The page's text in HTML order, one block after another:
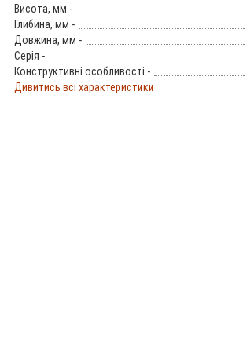
Висота, мм -
Глибина, мм -
Довжина, мм -
Серія -
Конструктивні особливості -
Дивитись всі характеристики